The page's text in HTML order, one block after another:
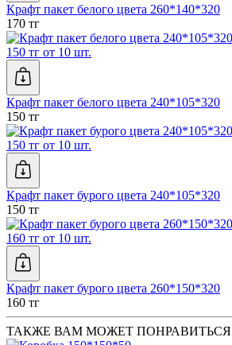
Крафт пакет белого цвета 260*140*320
170 тг
150 тг от 10 шт.
Крафт пакет белого цвета 240*105*320
150 тг
150 тг от 10 шт.
Крафт пакет бурого цвета 240*105*320
150 тг
160 тг от 10 шт.
Крафт пакет бурого цвета 260*150*320
160 тг
ТАКЖЕ ВАМ МОЖЕТ ПОНРАВИТЬСЯ